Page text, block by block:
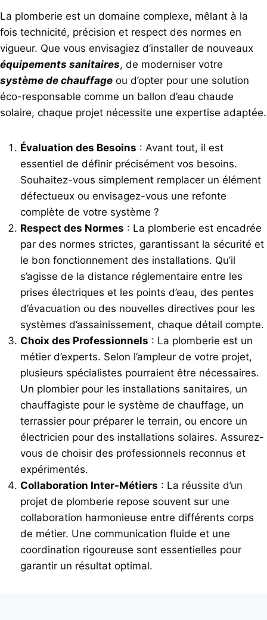
La plomberie est un domaine complexe, mêlant à la
fois technicité, précision et respect des normes en
vigueur. Que vous envisagiez d’installer de nouveaux
équipements sanitaires, de moderniser votre
système de chauffage ou d’opter pour une solution
éco-responsable comme un ballon d’eau chaude
solaire, chaque projet nécessite une expertise adaptée.
Évaluation des Besoins : Avant tout, il est
essentiel de définir précisément vos besoins.
Souhaitez-vous simplement remplacer un élément
défectueux ou envisagez-vous une refonte
complète de votre système ?
Respect des Normes : La plomberie est encadrée
par des normes strictes, garantissant la sécurité et
le bon fonctionnement des installations. Qu’il
s’agisse de la distance réglementaire entre les
prises électriques et les points d’eau, des pentes
d’évacuation ou des nouvelles directives pour les
systèmes d’assainissement, chaque détail compte.
Choix des Professionnels : La plomberie est un
métier d’experts. Selon l’ampleur de votre projet,
plusieurs spécialistes pourraient être nécessaires.
Un plombier pour les installations sanitaires, un
chauffagiste pour le système de chauffage, un
terrassier pour préparer le terrain, ou encore un
électricien pour des installations solaires. Assurez-
vous de choisir des professionnels reconnus et
expérimentés.
Collaboration Inter-Métiers : La réussite d’un
projet de plomberie repose souvent sur une
collaboration harmonieuse entre différents corps
de métier. Une communication fluide et une
coordination rigoureuse sont essentielles pour
garantir un résultat optimal.